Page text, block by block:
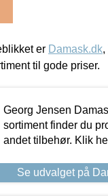
er Damask.dk,
til gode priser.
Georg Jensen
sortiment finder du
andet tilbehør. Klik
Se udvalget på